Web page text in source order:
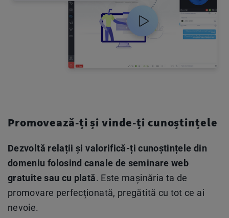
Promovează-ți și vinde-ți cunoștințele
Dezvoltă relații și valorifică-ți cunoștințele din
domeniu folosind canale de seminare web
gratuite sau cu plată. Este mașinăria ta de
promovare perfecționată, pregătită cu tot ce ai
nevoie.